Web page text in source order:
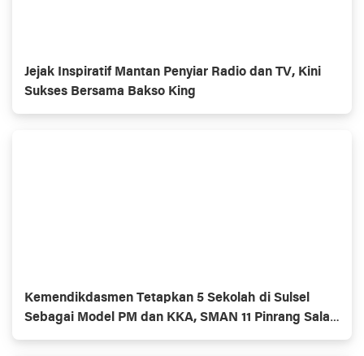
Jejak Inspiratif Mantan Penyiar Radio dan TV, Kini
Sukses Bersama Bakso King
Kemendikdasmen Tetapkan 5 Sekolah di Sulsel
Sebagai Model PM dan KKA, SMAN 11 Pinrang Salah
Satunya